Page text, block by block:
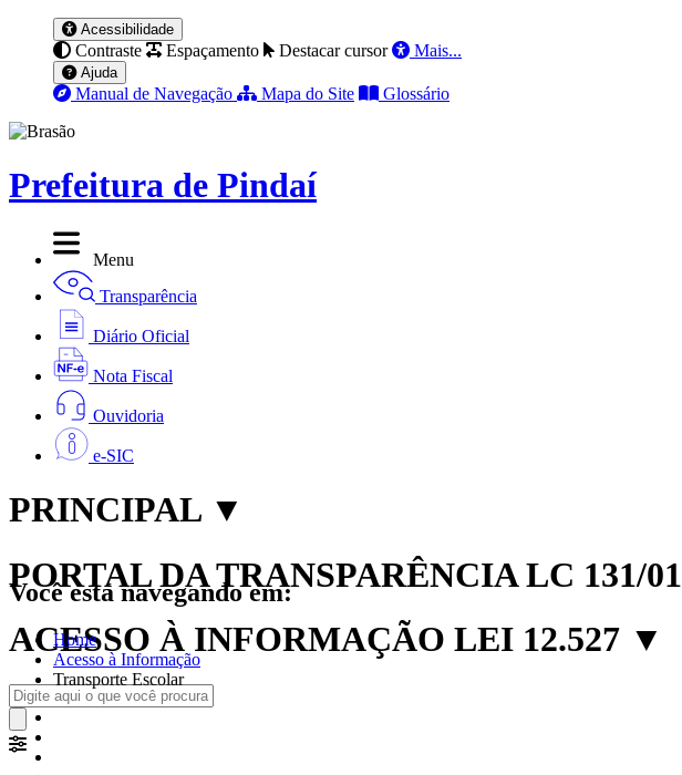
Acessibilidade
Contraste Espaçamento Destacar cursor Mais...
Ajuda
Manual de Navegação Mapa do Site Glossário
Prefeitura de Pindaí
Menu
Transparência
Diário Oficial
Nota Fiscal
Ouvidoria
e-SIC
PRINCIPAL ▼
PORTAL DA TRANSPARÊNCIA LC 131/01
ACESSO À INFORMAÇÃO LEI 12.527 ▼
Você está navegando em:
Home
Acesso à Informação
Transporte Escolar